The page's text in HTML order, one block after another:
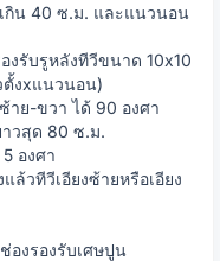
กิน 40 ซ.ม. และแนวนอน
งรับรูหลังทีวีขนาด 10x10
ตั้งxแนวนอน)
ย-ขวา ได้ 90 องศา
วสุด 80 ซ.ม.
องศา
ล้วทีวีเอียงซ้ายหรือเอียง
องรองรับเศษปูน